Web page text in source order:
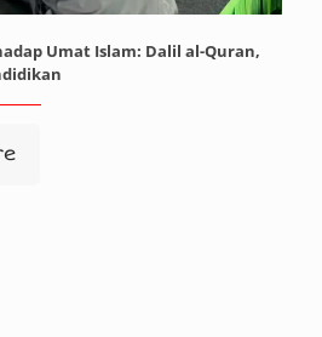
Umat Islam: Dalil al-Quran,